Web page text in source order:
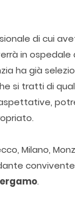
di cui
in
ha già
si tratti di
Milano,
.